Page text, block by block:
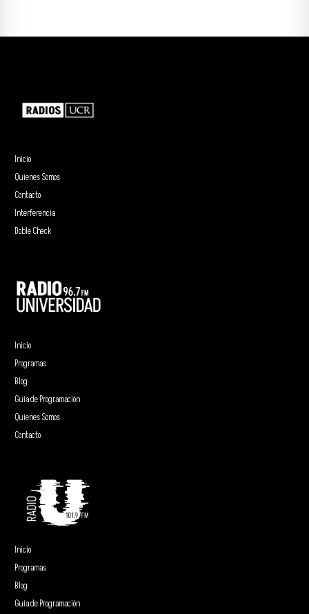
Inicio
Quienes Somos
Contacto
Interferencia
Doble Check
Inicio
Programas
Blog
Guía de Programación
Quienes Somos
Contacto
Inicio
Programas
Blog
Guía de Programación